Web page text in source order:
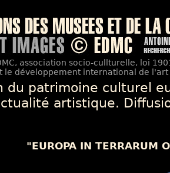
association socio-cullturelle, loi
le développement international de
du patrimoine culturel
artistique.
"EUROPA IN